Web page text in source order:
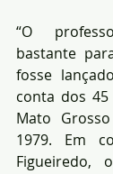
“O
bastante
fosse
conta dos
Mato
1979. Em
Figueiredo,